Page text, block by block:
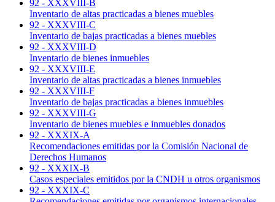
92 - XXXVIII-B
Inventario de altas practicadas a bienes muebles
92 - XXXVIII-C
Inventario de bajas practicadas a bienes muebles
92 - XXXVIII-D
Inventario de bienes inmuebles
92 - XXXVIII-E
Inventario de altas practicadas a bienes inmuebles
92 - XXXVIII-F
Inventario de bajas practicadas a bienes inmuebles
92 - XXXVIII-G
Inventario de bienes muebles e inmuebles donados
92 - XXXIX-A
Recomendaciones emitidas por la Comisión Nacional de
Derechos Humanos
92 - XXXIX-B
Casos especiales emitidos por la CNDH u otros organismos
92 - XXXIX-C